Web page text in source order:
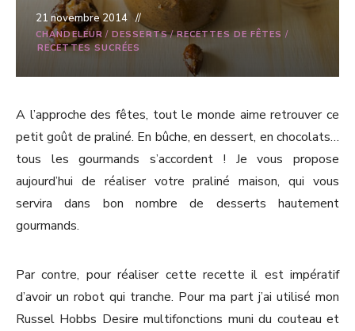
21 novembre 2014
CHANDELEUR / DESSERTS/RECETTES DE FÊTES /
RECETTES SUCRÉES
A l’approche des fêtes, tout le monde aime retrouver ce
petit goût de praliné. En bûche, en dessert, en chocolats…
tous les gourmands s’accordent ! Je vous propose
aujourd’hui de réaliser votre praliné maison, qui vous
servira dans bon nombre de desserts hautement
gourmands.
Par contre, pour réaliser cette recette il est impératif
d’avoir un robot qui tranche. Pour ma part j’ai utilisé mon
Russel Hobbs Desire multifonctions muni du couteau et